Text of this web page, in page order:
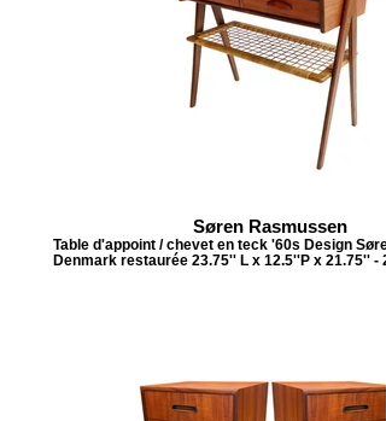
Søren Rasmussen
Table d'appoint / chevet en teck '60s Design
Denmark restaurée 23.75'' L x 12.5''P x 21.75'' -